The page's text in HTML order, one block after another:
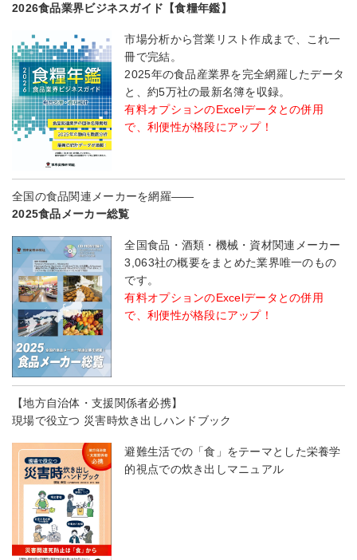
2026食品業界ビジネスガイド【食糧年鑑】
市場分析から営業リスト作成まで、これ一
冊で完結。
2025年の食品産業界を完全網羅したデータ
と、約5万社の最新名簿を収録。
有料オプションのExcelデータとの併用
で、利便性が格段にアップ！
全国の食品関連メーカーを網羅――
2025食品メーカー総覧
全国食品・酒類・機械・資材関連メーカー
3,063社の概要をまとめた業界唯一のもの
です。
有料オプションのExcelデータとの併用
で、利便性が格段にアップ！
【地方自治体・支援関係者必携】
現場で役立つ 災害時炊き出しハンドブック
避難生活での「食」をテーマとした栄養学
的視点での炊き出しマニュアル